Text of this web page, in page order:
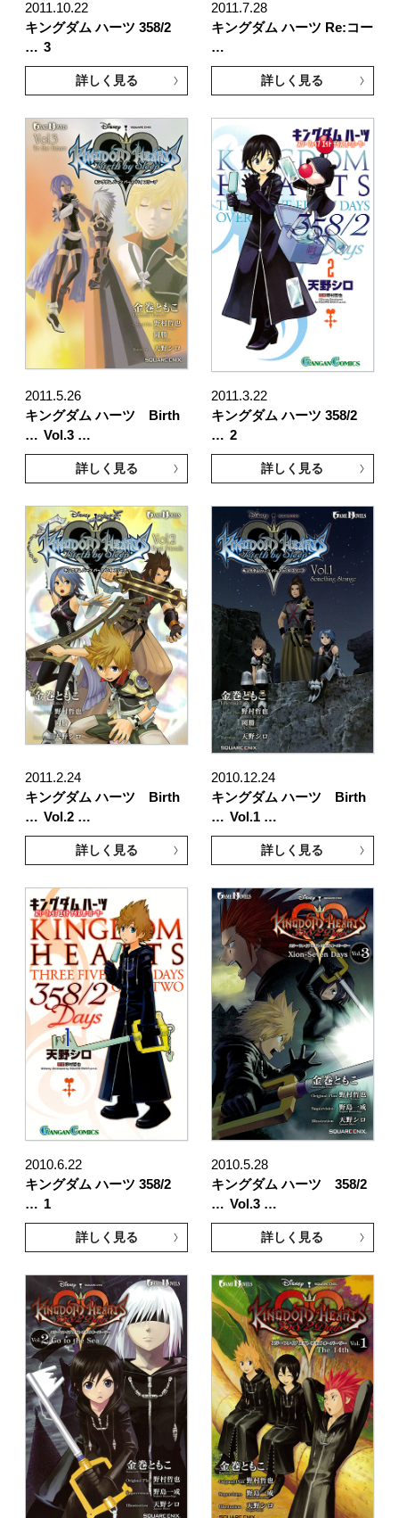
2011.10.22
キングダム ハーツ 358/2
… 3
詳しく見る
2011.7.28
キングダム ハーツ Re:コー
…
詳しく見る
2011.5.26
キングダム ハーツ Birth
… Vol.3 …
詳しく見る
2011.3.22
キングダム ハーツ 358/2
… 2
詳しく見る
2011.2.24
キングダム ハーツ Birth
… Vol.2 …
詳しく見る
2010.12.24
キングダム ハーツ Birth
… Vol.1 …
詳しく見る
2010.6.22
キングダム ハーツ 358/2
… 1
詳しく見る
2010.5.28
キングダム ハーツ 358/2
… Vol.3 …
詳しく見る